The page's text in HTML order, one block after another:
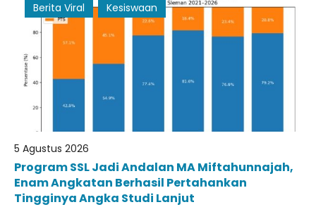
Berita Viral Kesiswaan
5 Agustus 2026
Program SSL Jadi Andalan MA Miftahunnajah,
Enam Angkatan Berhasil Pertahankan
Tingginya Angka Studi Lanjut